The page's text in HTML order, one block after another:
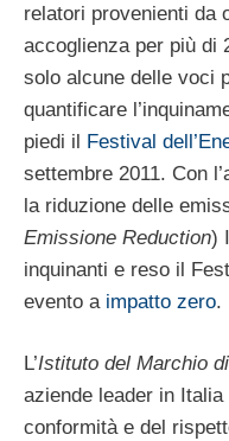
relatori provenienti da
accoglienza per più
solo alcune delle voci
quantificare
piedi il Festival
settembre 2011. Con
la riduzione delle
Emissione Reduction)
inquinanti e reso il
evento a impatto zero.
L’Istituto del Marchio
aziende leader in
conformità e del